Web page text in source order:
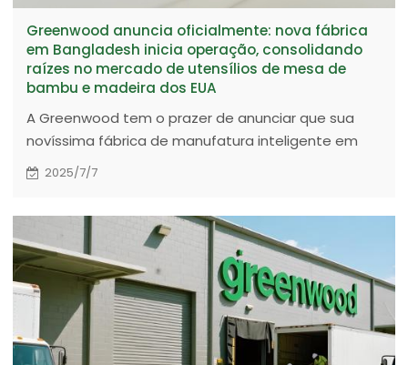
Greenwood anuncia oficialmente: nova fábrica
em Bangladesh inicia operação, consolidando
raízes no mercado de utensílios de mesa de
bambu e madeira dos EUA
A Greenwood tem o prazer de anunciar que sua
novíssima fábrica de manufatura inteligente em
Bangladesh iniciou oficialmente suas operações!
2025/7/7